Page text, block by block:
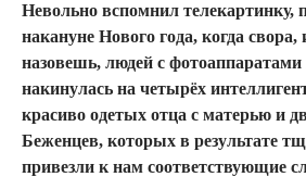
Невольно вспомнил
накануне Нового года, когда свора,
назовешь, людей с
накинулась на четырёх
красиво одетых отца с матерью и
Беженцев, которых в результате
привезли к нам соответствующие